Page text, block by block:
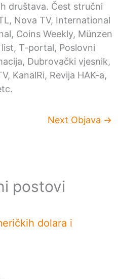
društava. Čest stručni
Nova TV, International
Coins Weekly, Münzen
T-portal, Poslovni
Dubrovački vjesnik,
KanalRi, Revija HAK-a,
Next Objava →
postovi
dolara i